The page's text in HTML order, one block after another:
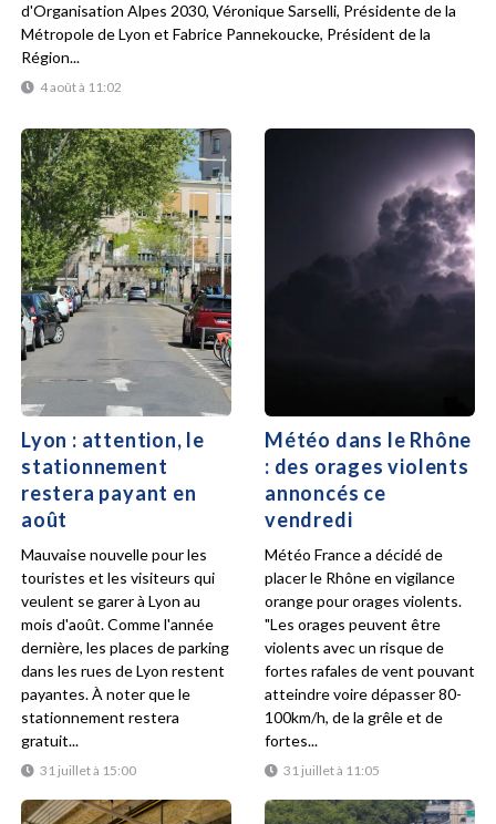
4 août à 11:02
d'Organisation Alpes 2030, Véronique Sarselli, Présidente de la
Métropole de Lyon et Fabrice Pannekoucke, Président de la
Région...
Lyon : attention, le
stationnement
restera payant en
août
31 juillet à 15:00
Mauvaise nouvelle pour les
touristes et les visiteurs qui
veulent se garer à Lyon au
mois d'août. Comme l'année
dernière, les places de parking
dans les rues de Lyon restent
payantes. À noter que le
stationnement restera
gratuit...
Météo dans le Rhône
: des orages violents
annoncés ce
vendredi
31 juillet à 11:05
Météo France a décidé de
placer le Rhône en vigilance
orange pour orages violents.
"Les orages peuvent être
violents avec un risque de
fortes rafales de vent pouvant
atteindre voire dépasser 80-
100km/h, de la grêle et de
fortes...